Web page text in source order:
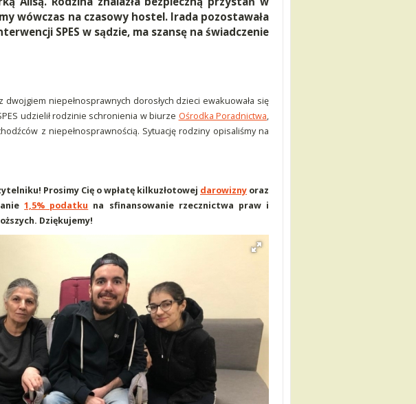
wówczas na czasowy hostel. Irada pozostawała
SPES w sądzie, ma szansę na świadczenie
niepełnosprawnych dorosłych dzieci ewakuowała się
udzielił rodzinie schronienia w biurze Ośrodka Poradnictwa,
z niepełnosprawnością. Sytuację rodziny opisaliśmy na
Prosimy Cię o wpłatę kilkuzłotowej darowizny oraz
1,5% podatku na sfinansowanie rzecznictwa praw i
Dziękujemy!